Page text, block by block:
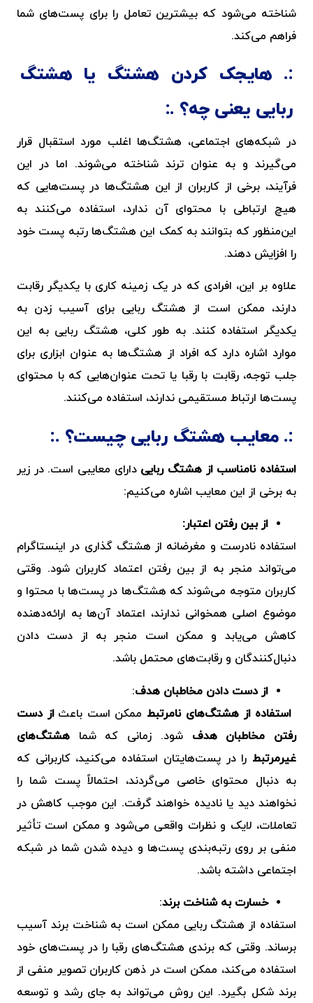
شناخته می‌شود که بیشترین تعامل را برای پست‌های شما
فراهم می‌کند.
هایجک کردن هشتگ یا هشتگ
ربایی یعنی چه؟
در شبکه‌های اجتماعی، هشتگ‌ها اغلب مورد استقبال قرار
می‌گیرند و به عنوان ترند شناخته می‌شوند. اما در این
فرآیند، برخی از کاربران از این هشتگ‌ها در پست‌هایی که
هیچ ارتباطی با محتوای آن ندارد، استفاده می‌کنند به
این‌منظور که بتوانند به کمک این هشتگ‌ها رتبه پست خود
را افزایش دهند.
علاوه بر این، افرادی که در یک زمینه کاری با یکدیگر رقابت
دارند، ممکن است از هشتگ ربایی برای آسیب زدن به
یکدیگر استفاده کنند. به طور کلی، هشتگ ربایی به این
موارد اشاره دارد که افراد از هشتگ‌ها به عنوان ابزاری برای
جلب توجه، رقابت با رقبا یا تحت عنوان‌هایی که با محتوای
پست‌ها ارتباط مستقیمی ندارند، استفاده می‌کنند.
معایب هشتگ ربایی چیست؟
استفاده نامناسب از هشتگ ربایی دارای معایبی است. در زیر
به برخی از این معایب اشاره می‌کنیم:
از بین رفتن اعتبار:
استفاده نادرست و مغرضانه از هشتگ گذاری در اینستاگرام
می‌تواند منجر به از بین رفتن اعتماد کاربران شود. وقتی
کاربران متوجه می‌شوند که هشتگ‌ها در پست‌ها با محتوا و
موضوع اصلی همخوانی ندارند، اعتماد آن‌ها به ارائه‌دهنده
کاهش می‌یابد و ممکن است منجر به از دست دادن
دنبال‌کنندگان و رقابت‌های محتمل باشد.
از دست دادن مخاطبان هدف:
استفاده از هشتگ‌های نامرتبط ممکن است باعث از دست
رفتن مخاطبان هدف شود. زمانی که شما هشتگ‌های
غیرمرتبط را در پست‌هایتان استفاده می‌کنید، کاربرانی که
به دنبال محتوای خاصی می‌گردند، احتمالاً پست شما را
نخواهند دید یا نادیده خواهند گرفت. این موجب کاهش در
تعاملات، لایک و نظرات واقعی می‌شود و ممکن است تأثیر
منفی بر روی رتبه‌بندی پست‌ها و دیده شدن شما در شبکه
اجتماعی داشته باشد.
خسارت به شناخت برند:
استفاده از هشتگ ربایی ممکن است به شناخت برند آسیب
برساند. وقتی که برندی هشتگ‌های رقبا را در پست‌های خود
استفاده می‌کند، ممکن است در ذهن کاربران تصویر منفی از
برند شکل بگیرد. این روش می‌تواند به جای رشد و توسعه